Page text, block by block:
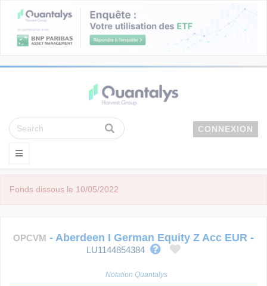
CONNEXION
Fonds dissous le 10/05/2022
OPCVM - Aberdeen I German Equity Z Acc EUR -
LU1144854384
Notation Quantalys